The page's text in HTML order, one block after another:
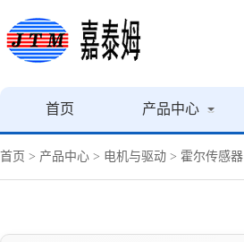
首页 产品中心
首页 > 产品中心 > 电机与驱动 > 霍尔传感器